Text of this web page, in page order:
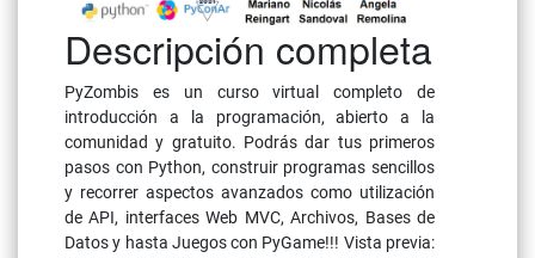
Descripción completa
PyZombis es un curso virtual completo de
introducción a la programación, abierto a la
comunidad y gratuito. Podrás dar tus primeros
pasos con Python, construir programas sencillos
y recorrer aspectos avanzados como utilización
de API, interfaces Web MVC, Archivos, Bases de
Datos y hasta Juegos con PyGame!!! Vista previa: